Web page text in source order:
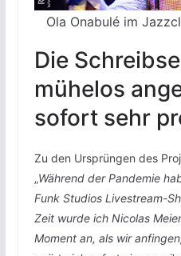
Ola Onabulé im
Die
mühelos
sofort sehr
Zu den Ursprüngen des
„Während der Pandemie
Funk Studios Livestream-
Zeit wurde ich Nicolas
Moment an, als wir